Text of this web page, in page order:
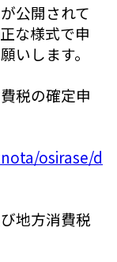
公開されて
な様式で申
いします。
税の確定申
osirase/d
地方消費税